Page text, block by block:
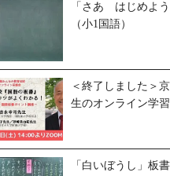
「さあ はじめよ
（小1国語）
＜終了しました＞
生のオンライン学
「白いぼうし」板